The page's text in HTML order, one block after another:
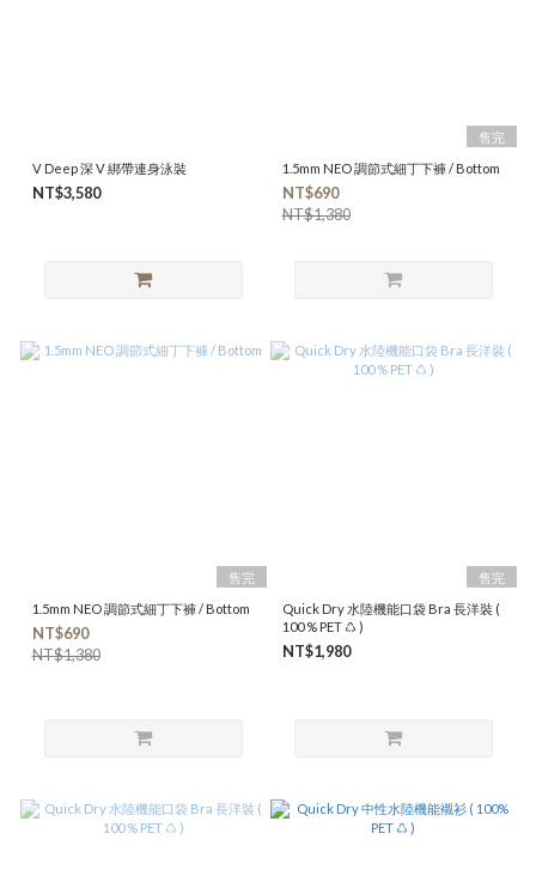
V Deep 深 V 綁帶連身泳裝
NT$3,580
售完
1.5mm NEO 調節式細丁下褲 / Bottom
NT$690
NT$1,380
售完
1.5mm NEO 調節式細丁下褲 / Bottom
NT$690
NT$1,380
售完
Quick Dry 水陸機能口袋 Bra 長洋裝 (
100 % PET ♺ )
NT$1,980